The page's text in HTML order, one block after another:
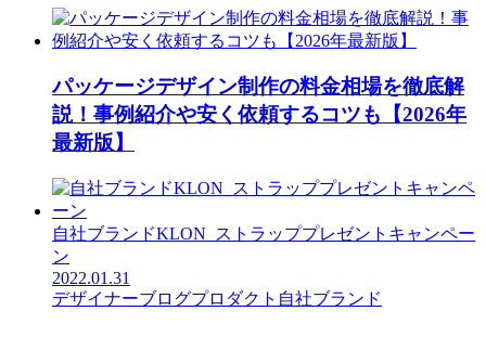
パッケージデザイン制作の料金相場を徹底解
説！事例紹介や安く依頼するコツも【2026年
最新版】
自社ブランドKLON_ストラッププレゼントキャンペー
ン
2022.01.31
デザイナーブログプロダクト 自社ブランド